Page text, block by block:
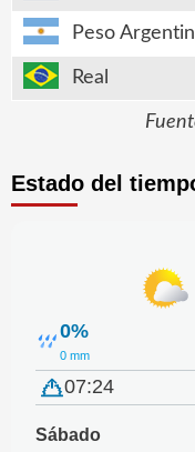
Peso
Real
Estado del
0%
0 mm
07:24
Sábado